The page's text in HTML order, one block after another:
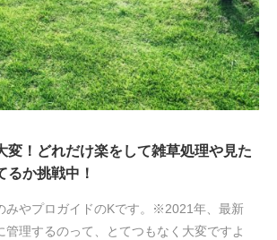
変！どれだけ楽をして雑草処理や見た
るか挑戦中！
みやプロガイドのKです。※2021年、最新
管理するのって、とてつもなく大変ですよ